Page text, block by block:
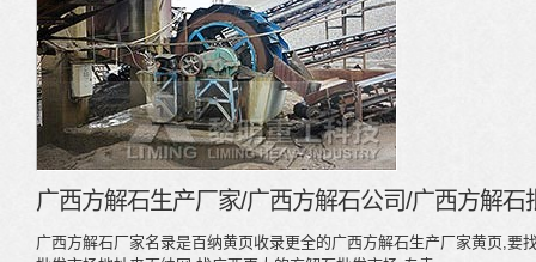
广西方解石生产厂家/广西方解石公司/广西方解
广西方解石厂家名录是百纳黄页收录更全的广西方解石生产厂家黄页,要